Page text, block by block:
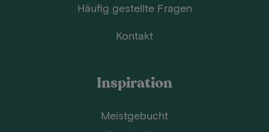
Häufig gestellte Fragen
Kontakt
Inspiration
Meistgebucht